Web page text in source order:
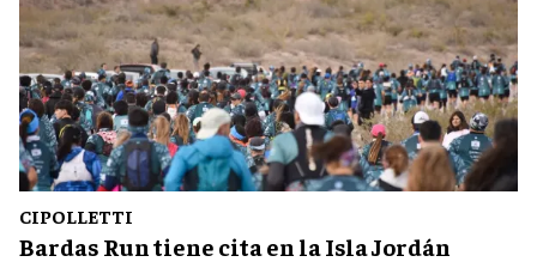
CIPOLLETTI
Bardas Run tiene cita en la Isla Jordán